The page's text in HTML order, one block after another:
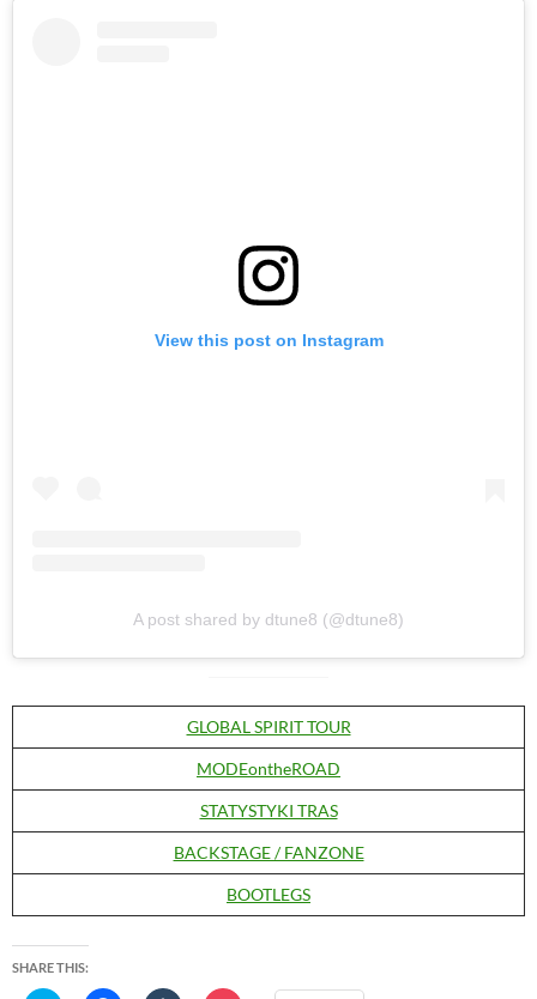
View this post on Instagram
A post shared by dtune8 (@dtune8)
GLOBAL SPIRIT TOUR
MODEontheROAD
STATYSTYKI TRAS
BACKSTAGE / FANZONE
BOOTLEGS
SHARE THIS: